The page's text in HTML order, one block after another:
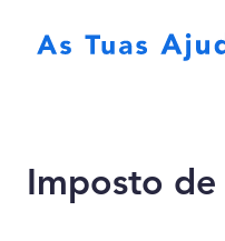
Imposto de